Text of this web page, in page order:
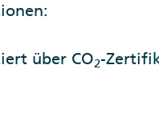
über CO2-